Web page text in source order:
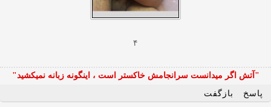
۴
"آتش اگر ميدانست سرانجامش خاكستر است ، اينگونه زبانه نميكشيد"
پاسخ
بازگفت